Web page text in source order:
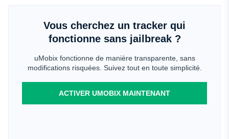
Vous cherchez un tracker qui
fonctionne sans jailbreak ?
uMobix fonctionne de manière transparente, sans
modifications risquées. Suivez tout en toute simplicité.
ACTIVER UMOBIX MAINTENANT